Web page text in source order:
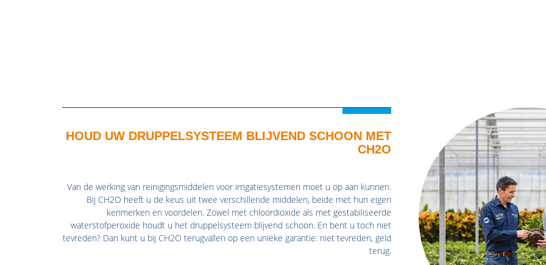
HOUD UW DRUPPELSYSTEEM BLIJVEND SCHOON MET
CH2O
Van de werking van reinigingsmiddelen voor irrigatiesystemen moet u op aan kunnen.
Bij CH2O heeft u de keus uit twee verschillende middelen, beide met hun eigen
kenmerken en voordelen. Zowel met chloordioxide als met gestabiliseerde
waterstofperoxide houdt u het druppelsysteem blijvend schoon. En bent u toch niet
tevreden? Dan kunt u bij CH2O terugvallen op een unieke garantie: niet tevreden, geld
terug.